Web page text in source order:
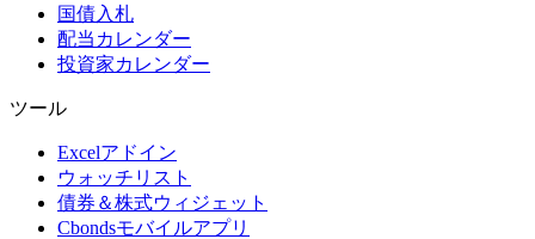
国債入札
配当カレンダー
投資家カレンダー
ツール
Excelアドイン
ウォッチリスト
債券＆株式ウィジェット
Cbondsモバイルアプリ